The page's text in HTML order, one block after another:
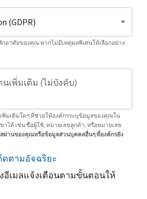
อาศัยของคุณ หากไม่มีเหตุผลพิเศษให้เลือกอย่าง
เพิ่มเติม (ไม่บังคับ)
มเติมใดๆ ที่ช่วยให้องค์กรระบุข้อมูลของคุณใน
าได้ เช่น ชื่อผู้ใช้, หมายเลขลูกค้า, หรือหมายเลข
ผ่านของคุณหรือข้อมูลส่วนบุคคลอื่นๆ ที่องค์กรยัง
ดตามอัจฉริยะ
อีเมลแจ้งเตือนตามขั้นตอนให้